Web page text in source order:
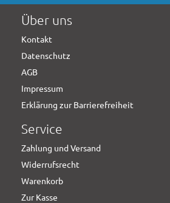
Über uns
Kontakt
Datenschutz
AGB
Impressum
Erklärung zur Barrierefreiheit
Service
Zahlung und Versand
Widerrufsrecht
Warenkorb
Zur Kasse